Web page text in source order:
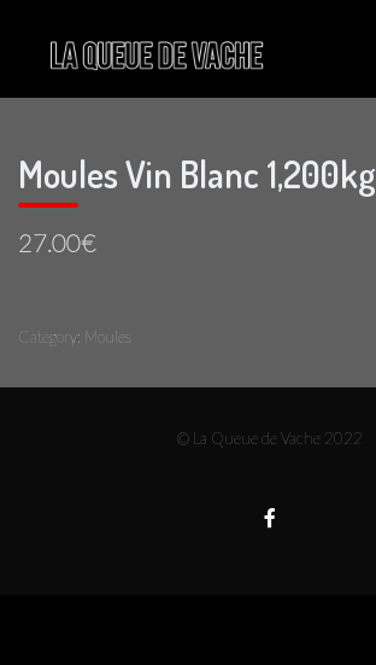
Moules Vin Blanc 1,200kg
27.00€
Category: Moules
© La Queue de Vache 2022